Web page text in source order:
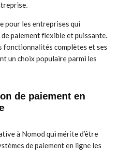
pour les entreprises qui
paiement flexible et puissante.
fonctionnalités complètes et ses
un choix populaire parmi les
de paiement en
à Nomod qui mérite d’être
de paiement en ligne les